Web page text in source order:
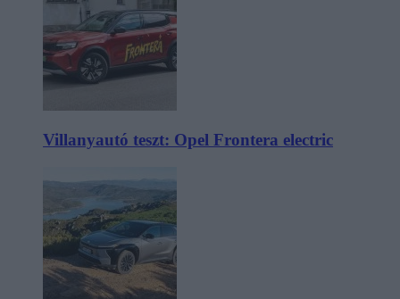
Villanyautó teszt: Opel Frontera electric